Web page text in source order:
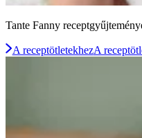
Tante Fanny
A receptötletekhezA